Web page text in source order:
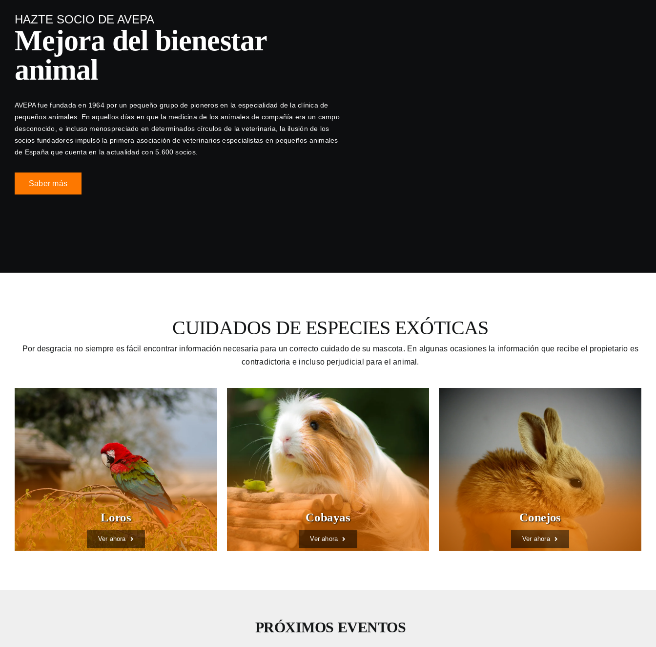
HAZTE SOCIO DE AVEPA
Mejora del bienestar
animal
AVEPA fue fundada en 1964 por un pequeño grupo de pioneros en la especialidad de la clínica de
pequeños animales. En aquellos días en que la medicina de los animales de compañía era un campo
desconocido, e incluso menospreciado en determinados círculos de la veterinaria, la ilusión de los
socios fundadores impulsó la primera asociación de veterinarios especialistas en pequeños animales
de España que cuenta en la actualidad con 5.600 socios.
Saber más
CUIDADOS DE ESPECIES EXÓTICAS
Por desgracia no siempre es fácil encontrar información necesaria para un correcto cuidado de su mascota. En algunas ocasiones la información que recibe el propietario es
contradictoria e incluso perjudicial para el animal.
Loros
Ver ahora
Cobayas
Ver ahora
Conejos
Ver ahora
PRÓXIMOS EVENTOS